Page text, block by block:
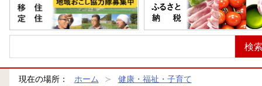
現在の場所： ホーム
健康・福祉・子育て